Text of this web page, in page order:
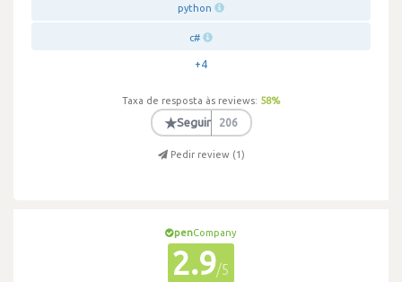
python
c#
+4
Taxa de resposta às reviews: 58%
★Seguir 206
Pedir review (1)
penCompany
2.9/5